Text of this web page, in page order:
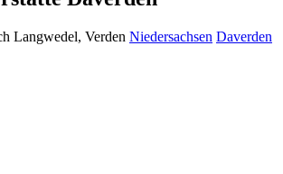
Langwedel, Verden Niedersachsen Daverden